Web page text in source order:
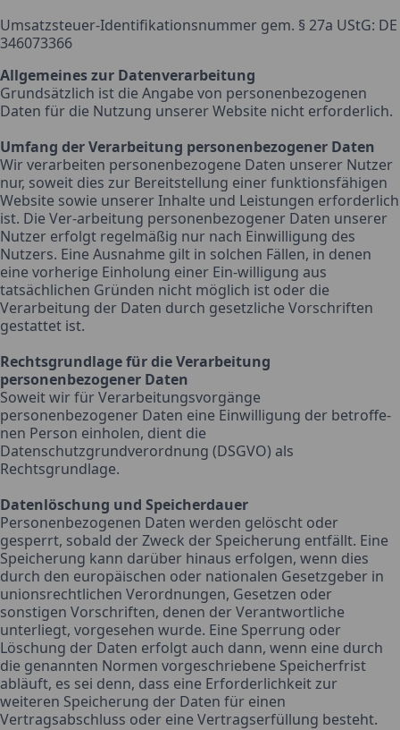
Umsatzsteuer-Identifikationsnummer gem. § 27a UStG: DE
346073366
Allgemeines zur Datenverarbeitung
Grundsätzlich ist die Angabe von personenbezogenen
Daten für die Nutzung unserer Website nicht erforderlich.
Umfang der Verarbeitung personenbezogener Daten
Wir verarbeiten personenbezogene Daten unserer Nutzer
nur, soweit dies zur Bereitstellung einer funktionsfähigen
Website sowie unserer Inhalte und Leistungen erforderlich
ist. Die Ver-arbeitung personenbezogener Daten unserer
Nutzer erfolgt regelmäßig nur nach Einwilligung des
Nutzers. Eine Ausnahme gilt in solchen Fällen, in denen
eine vorherige Einholung einer Ein-willigung aus
tatsächlichen Gründen nicht möglich ist oder die
Verarbeitung der Daten durch gesetzliche Vorschriften
gestattet ist.
Rechtsgrundlage für die Verarbeitung
personenbezogener Daten
Soweit wir für Verarbeitungsvorgänge
personenbezogener Daten eine Einwilligung der betroffe-
nen Person einholen, dient die
Datenschutzgrundverordnung (DSGVO) als
Rechtsgrundlage.
Datenlöschung und Speicherdauer
Personenbezogenen Daten werden gelöscht oder
gesperrt, sobald der Zweck der Speicherung entfällt. Eine
Speicherung kann darüber hinaus erfolgen, wenn dies
durch den europäischen oder nationalen Gesetzgeber in
unionsrechtlichen Verordnungen, Gesetzen oder
sonstigen Vorschriften, denen der Verantwortliche
unterliegt, vorgesehen wurde. Eine Sperrung oder
Löschung der Daten erfolgt auch dann, wenn eine durch
die genannten Normen vorgeschriebene Speicherfrist
abläuft, es sei denn, dass eine Erforderlichkeit zur
weiteren Speicherung der Daten für einen
Vertragsabschluss oder eine Vertragserfüllung besteht.